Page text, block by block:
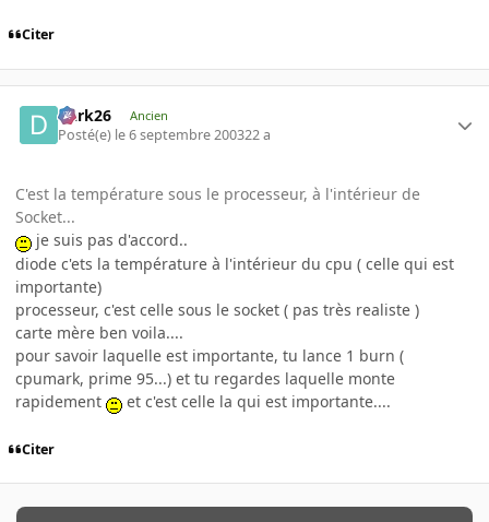
Citer
Dark26 Ancien
Posté(e) le 6 septembre 200322 a
C'est la température sous le processeur, à l'intérieur de
Socket...
je suis pas d'accord..
diode c'ets la température à l'intérieur du cpu ( celle qui est
importante)
processeur, c'est celle sous le socket ( pas très realiste )
carte mère ben voila....
pour savoir laquelle est importante, tu lance 1 burn (
cpumark, prime 95...) et tu regardes laquelle monte
rapidement
et c'est celle la qui est importante....
Citer